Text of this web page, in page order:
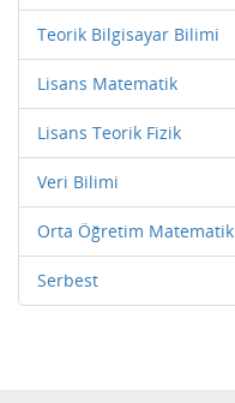
Teorik Bilgisayar Bilimi
Lisans Matematik
Lisans Teorik Fizik
Veri Bilimi
Orta Öğretim Matematik
Serbest